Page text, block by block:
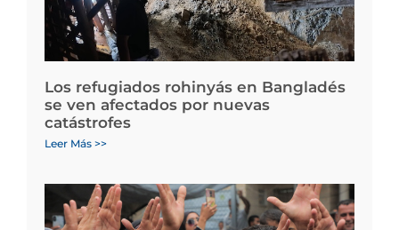
Los refugiados rohinyás en Bangladés
se ven afectados por nuevas
catástrofes
Leer Más >>